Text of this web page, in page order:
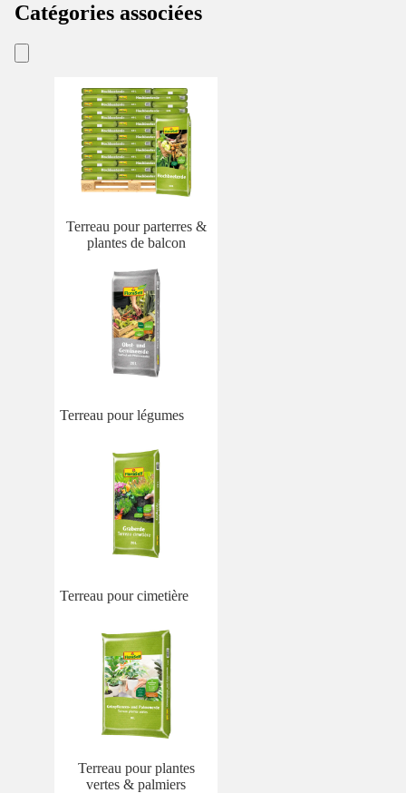
Catégories associées
Terreau pour parterres &
plantes de balcon
Terreau pour légumes
Terreau pour cimetière
Terreau pour plantes
vertes & palmiers